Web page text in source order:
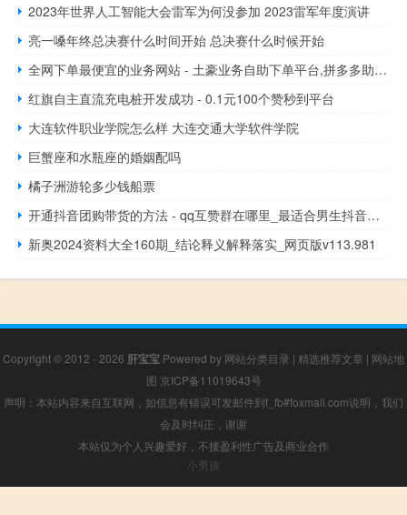
2023年世界人工智能大会雷军为何没参加 2023雷军年度演讲
亮一嗓年终总决赛什么时间开始 总决赛什么时候开始
全网下单最便宜的业务网站 - 土豪业务自助下单平台,拼多多助力微信群二维码
红旗自主直流充电桩开发成功 - 0.1元100个赞秒到平台
大连软件职业学院怎么样 大连交通大学软件学院
巨蟹座和水瓶座的婚姻配吗
橘子洲游轮多少钱船票
开通抖音团购带货的方法 - qq互赞群在哪里_最适合男生抖音昵称
新奥2024资料大全160期_结论释义解释落实_网页版v113.981
Copyright © 2012 - 2026 肝宝宝 Powered by 网站分类目录 | 精选推荐文章 | 网站地
图 京ICP备11019643号
声明：本站内容来自互联网，如信息有错误可发邮件到f_fb#foxmail.com说明，我们
会及时纠正，谢谢
本站仅为个人兴趣爱好，不接盈利性广告及商业合作
小男孩